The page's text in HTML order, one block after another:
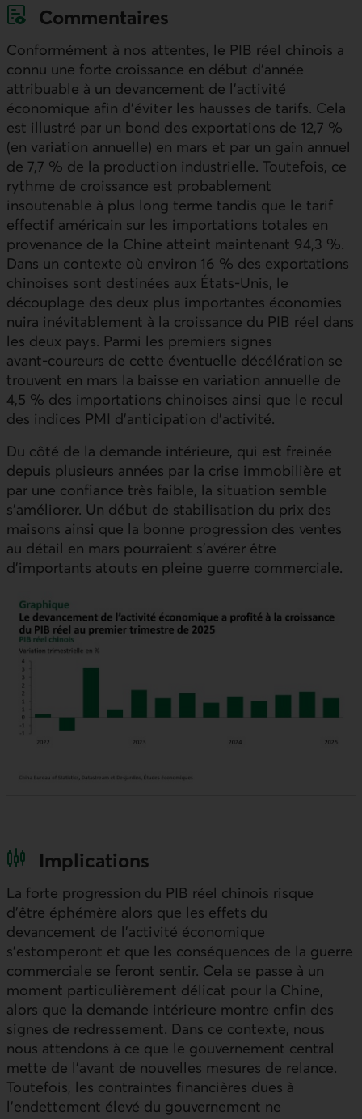
Commentaires
Conformément à nos attentes, le PIB réel chinois a
connu une forte croissance en début d’année
attribuable à un devancement de l’activité
économique afin d’éviter les hausses de tarifs. Cela
est illustré par un bond des exportations de 12,7 %
(en variation annuelle) en mars et par un gain annuel
de 7,7 % de la production industrielle. Toutefois, ce
rythme de croissance est probablement
insoutenable à plus long terme tandis que le tarif
effectif américain sur les importations totales en
provenance de la Chine atteint maintenant 94,3 %.
Dans un contexte où environ 16 % des exportations
chinoises sont destinées aux États‑Unis, le
découplage des deux plus importantes économies
nuira inévitablement à la croissance du PIB réel dans
les deux pays. Parmi les premiers signes
avant‑coureurs de cette éventuelle décélération se
trouvent en mars la baisse en variation annuelle de
4,5 % des importations chinoises ainsi que le recul
des indices PMI d’anticipation d’activité.
Du côté de la demande intérieure, qui est freinée
depuis plusieurs années par la crise immobilière et
par une confiance très faible, la situation semble
s’améliorer. Un début de stabilisation du prix des
maisons ainsi que la bonne progression des ventes
au détail en mars pourraient s’avérer être
d’importants atouts en pleine guerre commerciale.
Implications
La forte progression du PIB réel chinois risque
d’être éphémère alors que les effets du
devancement de l’activité économique
s’estomperont et que les conséquences de la guerre
commerciale se feront sentir. Cela se passe à un
moment particulièrement délicat pour la Chine,
alors que la demande intérieure montre enfin des
signes de redressement. Dans ce contexte, nous
nous attendons à ce que le gouvernement central
mette de l’avant de nouvelles mesures de relance.
Toutefois, les contraintes financières dues à
l’endettement élevé du gouvernement ne